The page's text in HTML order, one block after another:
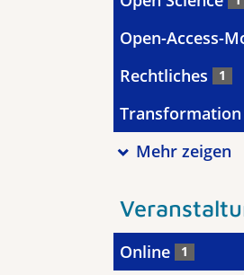
Open-Access-
Rechtliches 1
Transformation
Mehr zeigen
Online 1